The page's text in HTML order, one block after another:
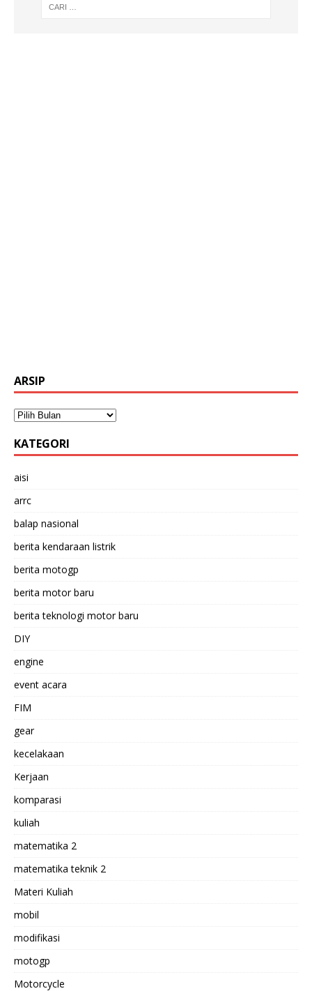
ARSIP
KATEGORI
aisi
arrc
balap nasional
berita kendaraan listrik
berita motogp
berita motor baru
berita teknologi motor baru
DIY
engine
event acara
FIM
gear
kecelakaan
Kerjaan
komparasi
kuliah
matematika 2
matematika teknik 2
Materi Kuliah
mobil
modifikasi
motogp
Motorcycle